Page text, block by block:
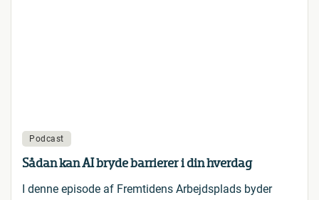
Podcast
Sådan kan AI bryde barrierer i din hverdag
I denne episode af Fremtidens Arbejdsplads byder